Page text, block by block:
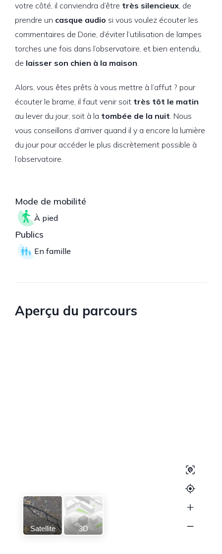
votre côté, il conviendra d’être très silencieux, de
prendre un casque audio si vous voulez écouter les
commentaires de Dorie, d’éviter l’utilisation de lampes
torches une fois dans l’observatoire, et bien entendu,
de laisser son chien à la maison.
Alors, vous êtes prêts à vous mettre à l’affut ? pour
écouter le brame, il faut venir soit très tôt le matin
au lever du jour, soit à la tombée de la nuit. Nous
vous conseillons d’arriver quand il y a encore la lumière
du jour pour accéder le plus discrètement possible à
l’observatoire.
Mode de mobilité
À pied
Publics
En famille
Aperçu du parcours
Satellite 3D